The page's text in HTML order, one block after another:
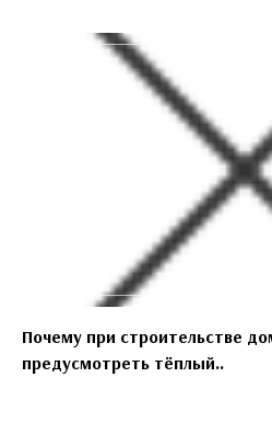
Почему при строительстве
предусмотреть тёплый..